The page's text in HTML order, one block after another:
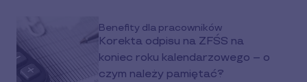
Benefity dla pracowników
Korekta odpisu na ZFŚS na
koniec roku kalendarzowego – o
czym należy pamiętać?